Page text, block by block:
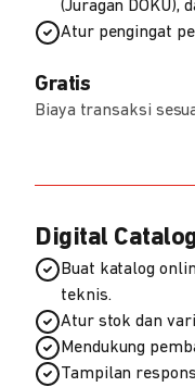
(Juragan DOKU),
Atur pengingat
Gratis
Biaya transaksi
Digital
Buat katalog
teknis.
Atur stok dan
Mendukung
Tampilan